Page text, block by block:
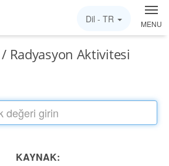
MENU
Dil - TR
Radyasyon Aktivitesi
KAYNAK: